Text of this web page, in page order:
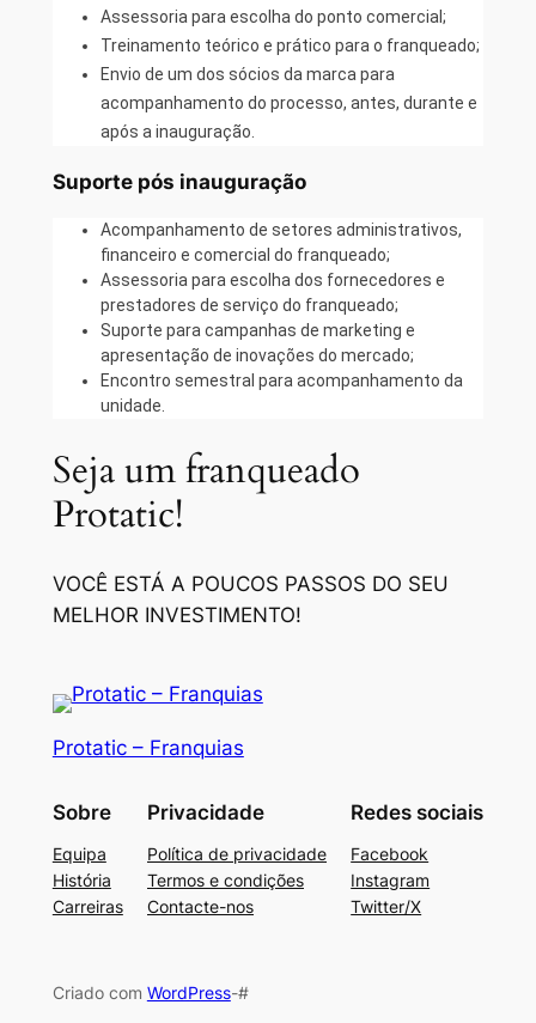
Assessoria para escolha do ponto comercial;
Treinamento teórico e prático para o franqueado;
Envio de um dos sócios da marca para
acompanhamento do processo, antes, durante e
após a inauguração.
Suporte pós inauguração
Acompanhamento de setores administrativos,
financeiro e comercial do franqueado;
Assessoria para escolha dos fornecedores e
prestadores de serviço do franqueado;
Suporte para campanhas de marketing e
apresentação de inovações do mercado;
Encontro semestral para acompanhamento da
unidade.
Seja um franqueado
Protatic!
VOCÊ ESTÁ A POUCOS PASSOS DO SEU
MELHOR INVESTIMENTO!
Protatic – Franquias
Sobre
Equipa
História
Carreiras
Privacidade
Política de privacidade
Termos e condições
Contacte-nos
Redes sociais
Facebook
Instagram
Twitter/X
Criado com WordPress-#